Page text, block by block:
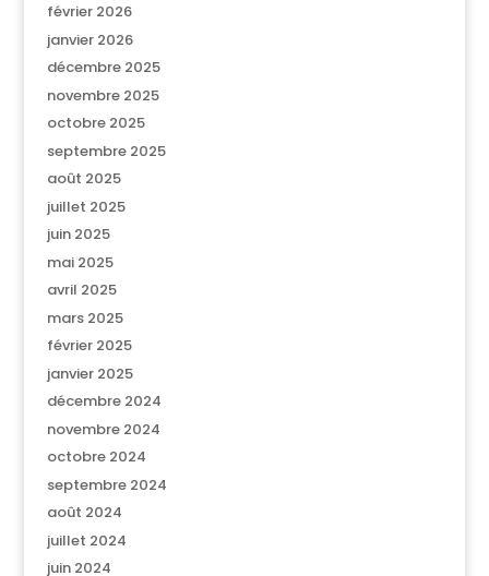
février 2026
janvier 2026
décembre 2025
novembre 2025
octobre 2025
septembre 2025
août 2025
juillet 2025
juin 2025
mai 2025
avril 2025
mars 2025
février 2025
janvier 2025
décembre 2024
novembre 2024
octobre 2024
septembre 2024
août 2024
juillet 2024
juin 2024